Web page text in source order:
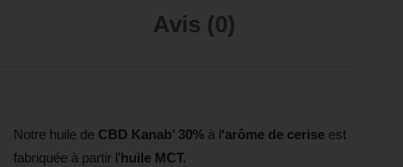
Avis (0)
Notre huile de CBD Kanab’ 30% à l‘arôme de cerise est
fabriquée à partir l’huile MCT.